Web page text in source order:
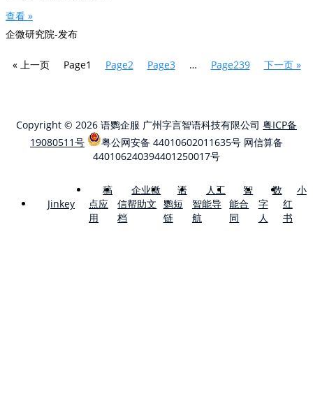
查看 »
企微研究院-发布
« 上一页 Page1 Page2 Page3 … Page239 下一页 »
Copyright © 2026 语鹦企服 广州字言智语科技有限公司 粤ICP备
19080511号
粤公网安备 44010602011635号 网信算备
440106240394401250017号
Jinkey
稿
点应
用
企业微
信帮助文
档
语
鹦短
链
人工
智能导
航
智
能合
同
数
字
人
小
红
书